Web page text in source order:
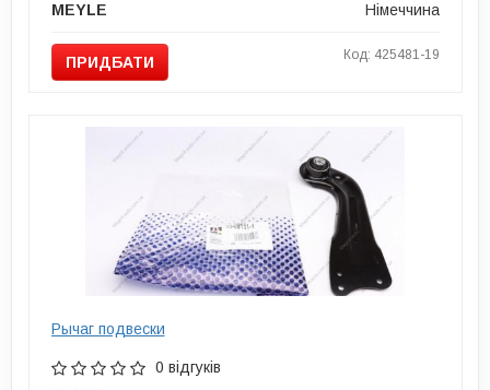
MEYLE
Німеччина
ПРИДБАТИ Код: 425481-19
Рычаг подвески
0 відгуків